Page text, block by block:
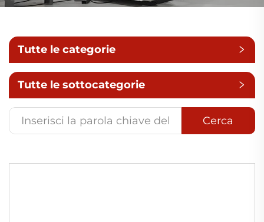
Tutte le categorie
Tutte le sottocategorie
Cerca